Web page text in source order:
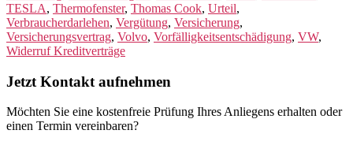
TESLA, Thermofenster, Thomas Cook, Urteil,
Verbraucherdarlehen, Vergütung, Versicherung,
Versicherungsvertrag, Volvo, Vorfälligkeitsentschädigung, VW,
Widerruf Kreditverträge
Jetzt Kontakt aufnehmen
Möchten Sie eine kostenfreie Prüfung Ihres Anliegens erhalten oder
einen Termin vereinbaren?